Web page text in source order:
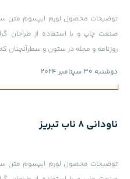
توضیحات محصول لورم ایپسوم متن
صنعت چاپ و با استفاده از طراحان
روزنامه و مجله در ستون و سطرآنچنان
دوشنبه 30 سپتامبر 2024
ناودانی 8 ناب تبریز
توضیحات محصول لورم ایپسوم متن